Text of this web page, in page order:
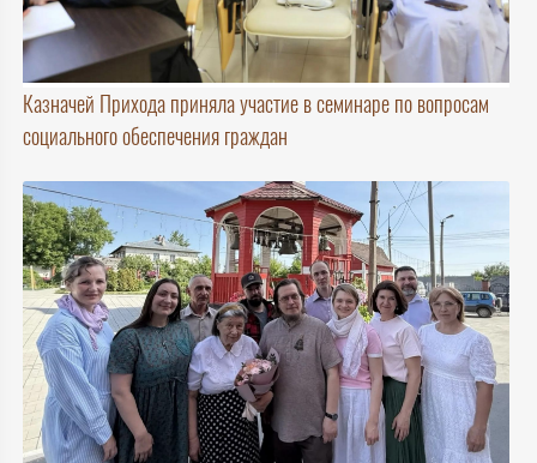
Казначей Прихода приняла участие в семинаре по вопросам
социального обеспечения граждан